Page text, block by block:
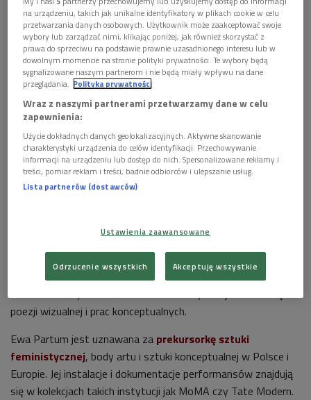
innych twórców współczesnych.
Posłuchaj audycji "Rozmowy po zmroku" >>>
Namysł nad językiem i wizualizacja języka była i jest dla
Partumważnym obszarem działań. Artystka jest autorką
poezji wizualnej i prac konceptualnych.
Ewa Partum jest uznawana za prekursorkę sztuki
feministycznej, body artu i sztuki konceptualnej w Polsce i
Europie. Jej instalacje i dokumentacje performansów znajdują
się w kolekcjach takich instytucji jak MoMA czy Tate Modern.
na urządzeniu, takich jak unikalne identyfikatory w plikach cookie w celu
przetwarzania danych osobowych. Użytkownik może zaakceptować swoje
wybory lub zarządzać nimi, klikając poniżej, jak również skorzystać z
prawa do sprzeciwu na podstawie prawnie uzasadnionego interesu lub w
dowolnym momencie na stronie polityki prywatności. Te wybory będą
sygnalizowane naszym partnerom i nie będą miały wpływu na dane
przeglądania. Polityka prywatności
Wraz z naszymi partnerami przetwarzamy dane w celu
zapewnienia:
Użycie dokładnych danych geolokalizacyjnych. Aktywne skanowanie
charakterystyki urządzenia do celów identyfikacji. Przechowywanie
informacji na urządzeniu lub dostęp do nich. Spersonalizowane reklamy i
treści, pomiar reklam i treści, badnie odbiorców i ulepszanie usług.
Lista partnerów (dostawców)
Ustawienia zaawansowane
Odrzucenie wszystkich Akceptuję wszystkie